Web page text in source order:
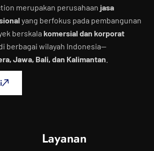
merupakan perusahaan jasa
yang berfokus pada pembangunan
berskala komersial dan korporat
berbagai wilayah Indonesia—
Jawa, Bali, dan Kalimantan
Layanan